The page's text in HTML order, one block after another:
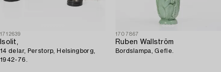
1712639
Isolit,
14 delar, Perstorp, Helsingborg,
1942-76.
1707867
Ruben Wallström
Bordslampa, Gefle.